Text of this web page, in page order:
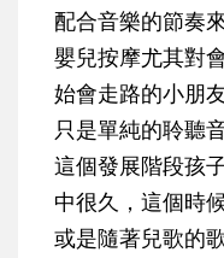
配合音樂的節奏
嬰兒按摩尤其對
始會走路的小朋
只是單純的聆聽
這個發展階段孩
中很久，這個時
或是隨著兒歌的